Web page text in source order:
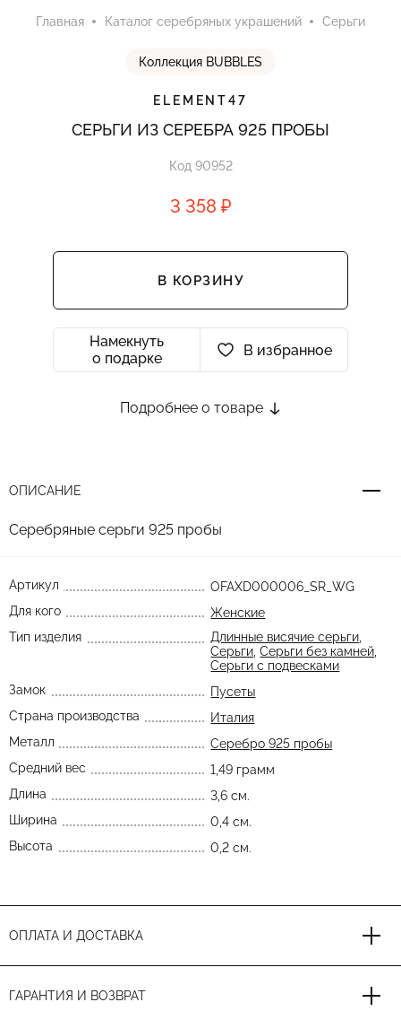
Главная Каталог серебряных украшений Серьги
Коллекция BUBBLES
ELEMENT47
СЕРЬГИ ИЗ СЕРЕБРА 925 ПРОБЫ
Код 90952
3 358 ₽
В КОРЗИНУ
Намекнуть
о подарке
В избранное
Подробнее о товаре
ОПИСАНИЕ
Серебряные серьги 925 пробы
Артикул
OFAXD000006_SR_WG
Для кого
Женские
Тип изделия
Длинные висячие серьги
Серьги ,Серьги без камней
Серьги с подвесками
Замок
Пусеты
Страна производства
Италия
Металл
Серебро 925 пробы
Средний вес
1,49 грамм
Длина
3,6 см.
Ширина
0,4 см.
Высота
0,2 см.
ОПЛАТА И ДОСТАВКА
ГАРАНТИЯ И ВОЗВРАТ